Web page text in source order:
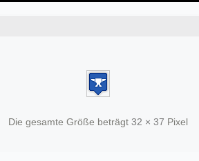
Die gesamte Größe beträgt 32 × 37 Pixel